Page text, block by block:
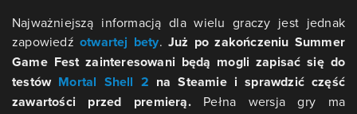
Najważniejszą informacją dla wielu graczy jest jednak
zapowiedź otwartej bety.Już po zakończeniu Summer
Game Fest zainteresowani będą mogli zapisać się do
testów Mortal Shell 2 na Steamie i sprawdzić część
zawartości przed premierą. Pełna wersja gry ma